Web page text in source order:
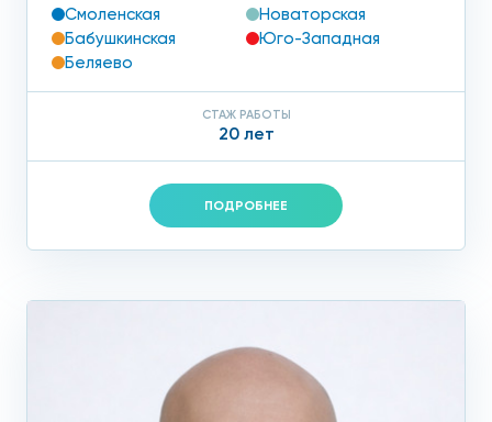
Смоленская
Новаторская
Бабушкинская
Юго-Западная
Беляево
СТАЖ РАБОТЫ
20 лет
ПОДРОБНЕЕ